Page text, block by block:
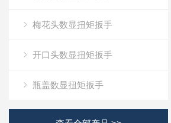
梅花头数显扭矩扳手
开口头数显扭矩扳手
瓶盖数显扭矩扳手